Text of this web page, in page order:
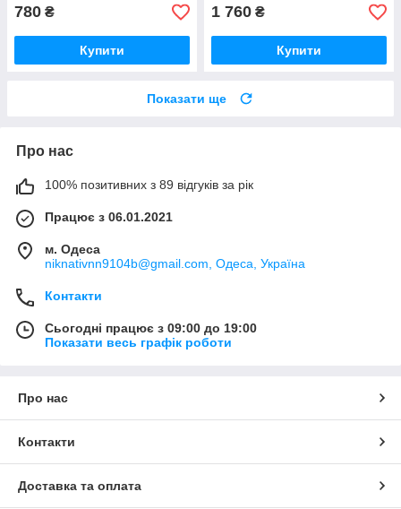
780 ₴
Купити
1 760 ₴
Купити
Показати ще
Про нас
100% позитивних з 89 відгуків за рік
Працює з 06.01.2021
м. Одеса
niknativnn9104b@gmail.com, Одеса, Україна
Контакти
Сьогодні працює з 09:00 до 19:00
Показати весь графік роботи
Про нас
Контакти
Доставка та оплата